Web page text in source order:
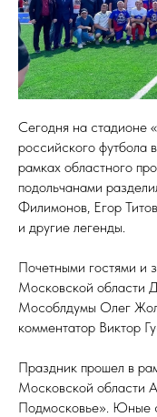
Сегодня на стадионе
российского футбола
рамках областного
подольчанами
Филимонов, Егор
и другие легенды.
Почетными гостями и
Московской области
Мособлдумы Олег
комментатор Виктор
Праздник прошел в
Московской области
Подмосковье». Юные